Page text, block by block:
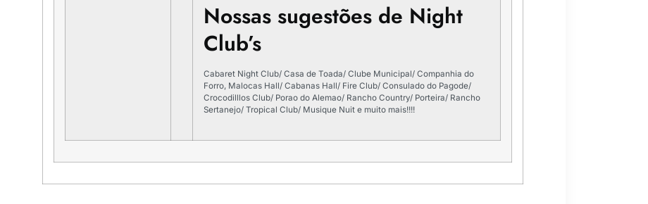
Nossas sugestões de Night
Club’s
Cabaret Night Club/ Casa de Toada/ Clube Municipal/ Companhia do
Forro, Malocas Hall/ Cabanas Hall/ Fire Club/ Consulado do Pagode/
Crocodilllos Club/ Porao do Alemao/ Rancho Country/ Porteira/ Rancho
Sertanejo/ Tropical Club/ Musique Nuit e muito mais!!!!